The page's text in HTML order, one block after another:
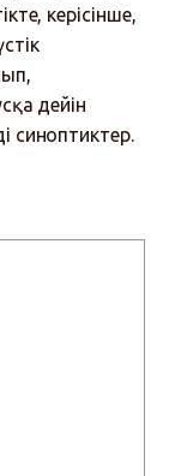
керісінше,
дейін
синоптиктер.